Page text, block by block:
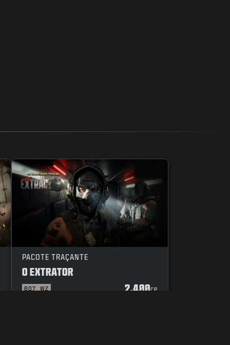
PACOTE TRAÇANTE
O EXTRATOR
BO7 WZ 2.400CP